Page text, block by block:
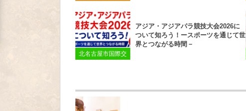
北名古屋市国際交
アジア・アジアパラ競技大会2026に
ついて知ろう！ースポーツを通じて世
界とつながる時間－